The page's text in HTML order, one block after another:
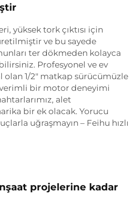
yüksek tork çıktısı için
ve bu sayede
ter dökmeden kolayca
Profesyonel ve ev
olan 1/2" matkap sürücümüzle
bir motor deneyimi
alet
bir ek olacak. Yorucu
uğraşmayın – Feihu hızlı
projelerine kadar